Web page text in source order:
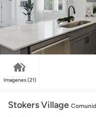
Imagenes(21)
Stokers Village